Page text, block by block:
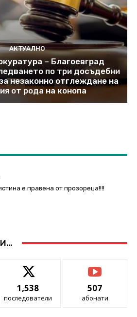
АКТУАЛНО
– Благоевград
по три досъдебни
незаконно отглеждане на
от рода на конопа
е правена от прозореца!!!!
1,538
последователи
507
абонати